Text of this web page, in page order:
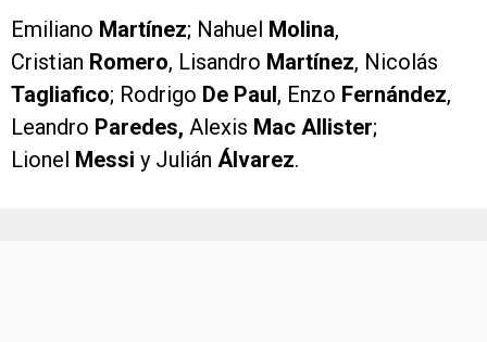
Emiliano Martínez; Nahuel Molina,
Cristian Romero, Lisandro Martínez, Nicolás
Tagliafico; Rodrigo De Paul, Enzo Fernández,
Leandro Paredes, Alexis Mac Allister;
Lionel Messi y Julián Álvarez.